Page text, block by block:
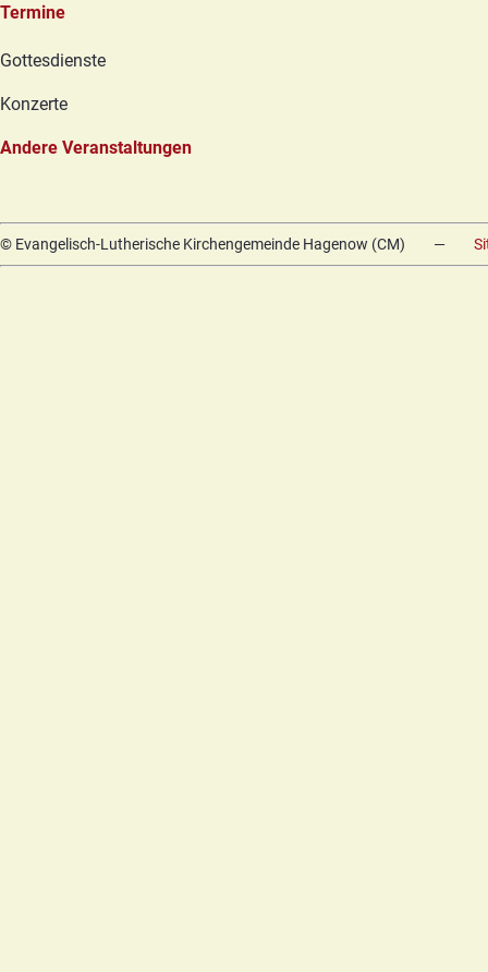
Termine
Navigation
Gottesdienste
Konzerte
Andere Veranstaltungen
© Evangelisch-Lutherische Kirchengemeinde Hagenow (CM) —